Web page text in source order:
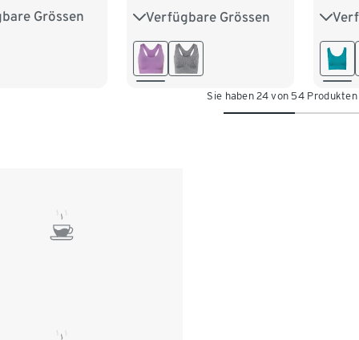
Grössen
80B Verfügbare Grössen
S 36/38 M 40/42
L 44/46
XS
M
Sie haben 24 von 54 Produkten